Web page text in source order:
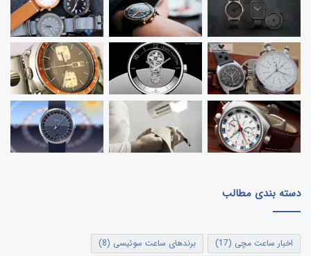
با توجه به بحران انرژی، موتورهای اکو درایو در دهه ۱۹۷۰
میلادی توسط برند ژاپنی سیتی زِنCITIZENبرای ایجاد
یک زمان سنج بدون نیاز به باتری اختراع شدند. این فن
آوری پیشگام می تواند از هر منبع نور(طبیعی یا
مصنوعی) برای ایجاد انرژی استفاده کند. تمام انرژی جمع
آوری شده در یک باتری ذخیره شده که دایم موتور ساعت
را تغذیه میکند.
به دنبال این جهش بزرگ نوآورانه، امروزه تقریبن تمامی
ساعت های سیتی زن به این فناوری مجهز شده اند.
دسته بندی مطالب
اخبار ساعت مچی (17) برندهای ساعت سوئیسی (8)